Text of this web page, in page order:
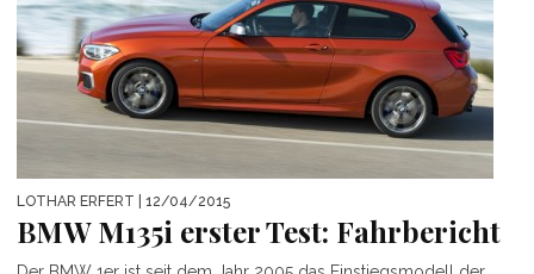
LOTHAR ERFERT | 12/04/2015
BMW M135i erster Test: Fahrbericht